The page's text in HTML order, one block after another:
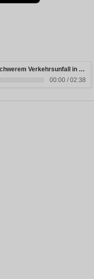
Drei junge Menschen sterben bei schwerem Verkehrsunfall in Rheinland-Pfalz
00:00 / 02:38